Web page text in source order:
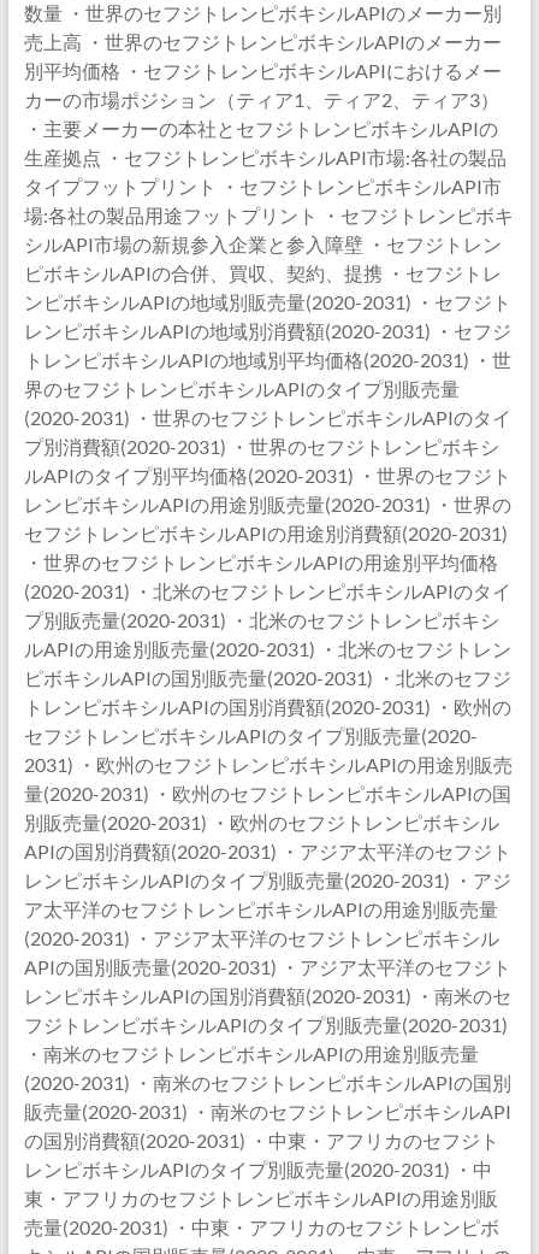
数量 ・世界のセフジトレンピボキシルAPIのメーカー別
売上高 ・世界のセフジトレンピボキシルAPIのメーカー
別平均価格 ・セフジトレンピボキシルAPIにおけるメー
カーの市場ポジション（ティア1、ティア2、ティア3）
・主要メーカーの本社とセフジトレンピボキシルAPIの
生産拠点 ・セフジトレンピボキシルAPI市場:各社の製品
タイプフットプリント ・セフジトレンピボキシルAPI市
場:各社の製品用途フットプリント ・セフジトレンピボキ
シルAPI市場の新規参入企業と参入障壁 ・セフジトレン
ピボキシルAPIの合併、買収、契約、提携 ・セフジトレ
ンピボキシルAPIの地域別販売量(2020-2031) ・セフジト
レンピボキシルAPIの地域別消費額(2020-2031) ・セフジ
トレンピボキシルAPIの地域別平均価格(2020-2031) ・世
界のセフジトレンピボキシルAPIのタイプ別販売量
(2020-2031) ・世界のセフジトレンピボキシルAPIのタイ
プ別消費額(2020-2031) ・世界のセフジトレンピボキシ
ルAPIのタイプ別平均価格(2020-2031) ・世界のセフジト
レンピボキシルAPIの用途別販売量(2020-2031) ・世界の
セフジトレンピボキシルAPIの用途別消費額(2020-2031)
・世界のセフジトレンピボキシルAPIの用途別平均価格
(2020-2031) ・北米のセフジトレンピボキシルAPIのタイ
プ別販売量(2020-2031) ・北米のセフジトレンピボキシ
ルAPIの用途別販売量(2020-2031) ・北米のセフジトレン
ピボキシルAPIの国別販売量(2020-2031) ・北米のセフジ
トレンピボキシルAPIの国別消費額(2020-2031) ・欧州の
セフジトレンピボキシルAPIのタイプ別販売量(2020-
2031) ・欧州のセフジトレンピボキシルAPIの用途別販売
量(2020-2031) ・欧州のセフジトレンピボキシルAPIの国
別販売量(2020-2031) ・欧州のセフジトレンピボキシル
APIの国別消費額(2020-2031) ・アジア太平洋のセフジト
レンピボキシルAPIのタイプ別販売量(2020-2031) ・アジ
ア太平洋のセフジトレンピボキシルAPIの用途別販売量
(2020-2031) ・アジア太平洋のセフジトレンピボキシル
APIの国別販売量(2020-2031) ・アジア太平洋のセフジト
レンピボキシルAPIの国別消費額(2020-2031) ・南米のセ
フジトレンピボキシルAPIのタイプ別販売量(2020-2031)
・南米のセフジトレンピボキシルAPIの用途別販売量
(2020-2031) ・南米のセフジトレンピボキシルAPIの国別
販売量(2020-2031) ・南米のセフジトレンピボキシルAPI
の国別消費額(2020-2031) ・中東・アフリカのセフジト
レンピボキシルAPIのタイプ別販売量(2020-2031) ・中
東・アフリカのセフジトレンピボキシルAPIの用途別販
売量(2020-2031) ・中東・アフリカのセフジトレンピボ